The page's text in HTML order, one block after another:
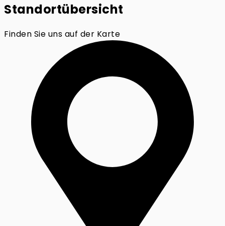
Standortübersicht
Finden Sie uns auf der Karte